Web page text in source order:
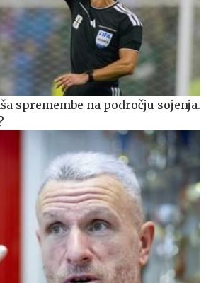
spremembe na področju sojenja.